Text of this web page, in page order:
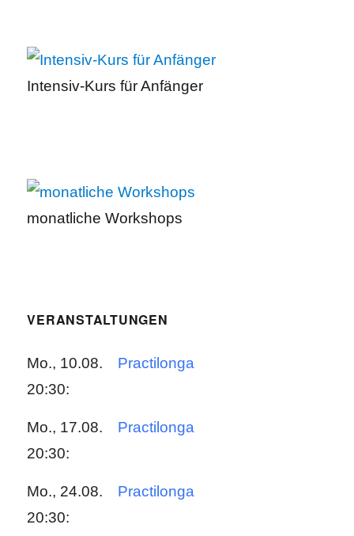
Intensiv-Kurs für Anfänger
monatliche Workshops
VERANSTALTUNGEN
Mo., 10.08.
20:30:
Practilonga
Mo., 17.08.
20:30:
Practilonga
Mo., 24.08.
20:30:
Practilonga